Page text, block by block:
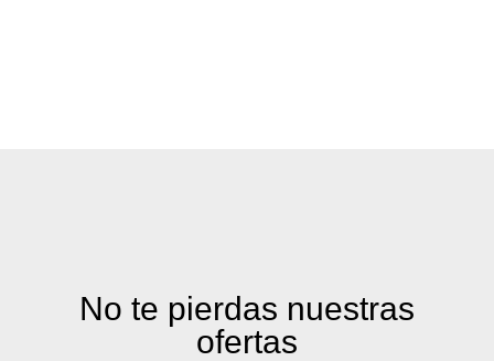
No te pierdas nuestras
ofertas